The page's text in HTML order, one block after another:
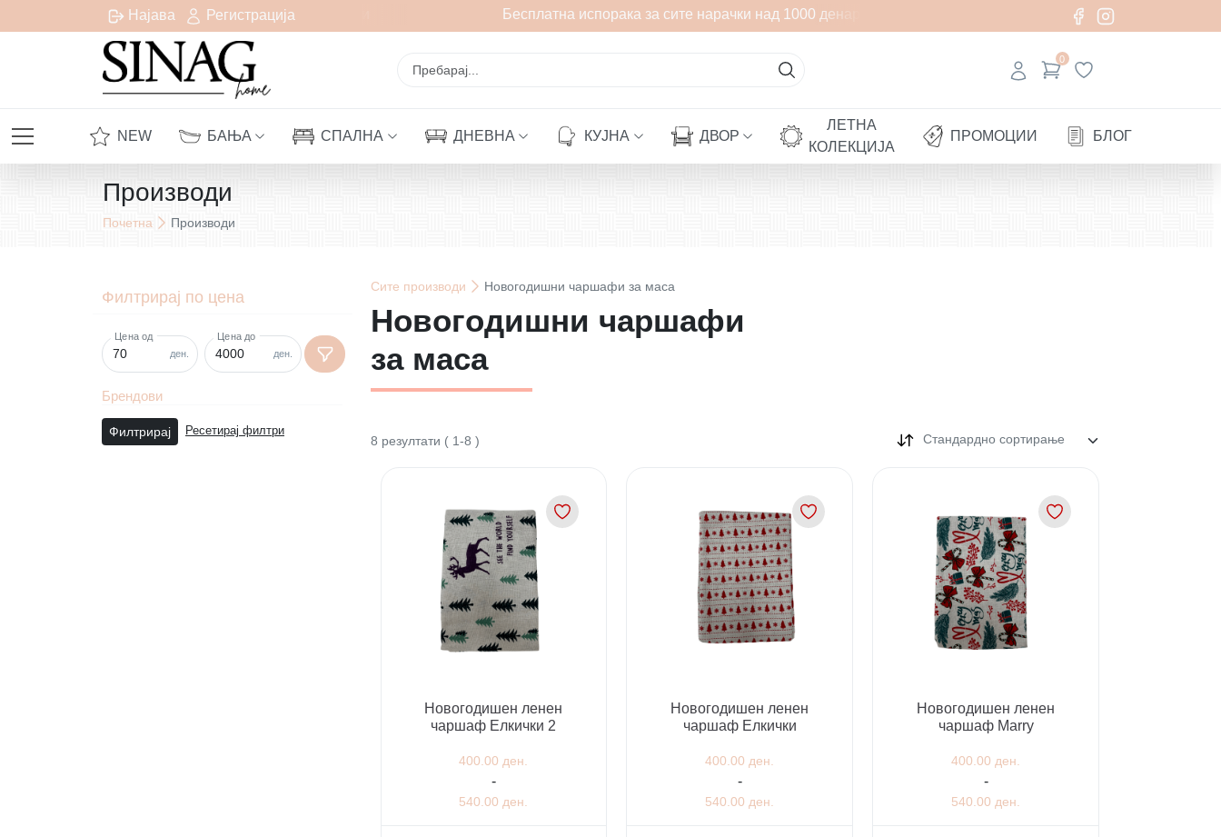
Најава Регистрација
испорака за сите нарачки над 1000 денари Бесплатна испорака за сите нарачки над 1000 денари
0
NEW БАЊА СПАЛНА ДНЕВНА КУЈНА ДВОР
ЛЕТНА
КОЛЕКЦИЈА
ПРОМОЦИИ БЛОГ
Производи
Почетна Производи
Филтрирај по цена
ден.
Цена од
ден.
Цена до
Брендови
Филтрирај Ресетирај филтри
Сите производи Новогодишни чаршафи за маса
Новогодишни чаршафи
за маса
8 резултати ( 1-8 ) Стандардно сортирање
Новогодишен ленен
чаршаф Елкички 2
400.00 ден.
-
540.00 ден.
Новогодишен ленен
чаршаф Елкички
400.00 ден.
-
540.00 ден.
Новогодишен ленен
чаршаф Marry
400.00 ден.
-
540.00 ден.